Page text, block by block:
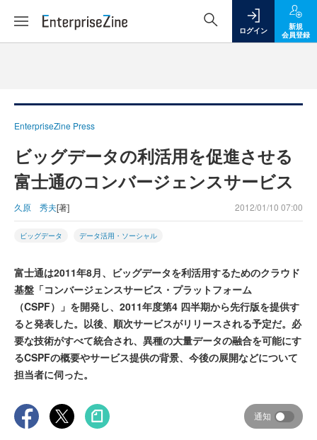
ログイン
新規
会員登録
EnterpriseZine Press
ビッグデータの利活用を促進させる
富士通のコンバージェンスサービス
久原 秀夫[著] 2012/01/10 07:00
ビッグデータ データ活用・ソーシャル
富士通は2011年8月、ビッグデータを利活用するためのクラウド
基盤「コンバージェンスサービス・プラットフォーム
（CSPF）」を開発し、2011年度第4 四半期から先行版を提供す
ると発表した。以後、順次サービスがリリースされる予定だ。必
要な技術がすべて統合され、異種の大量データの融合を可能にす
るCSPFの概要やサービス提供の背景、今後の展開などについて
担当者に伺った。
通知